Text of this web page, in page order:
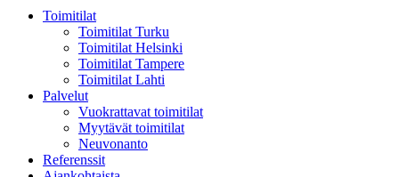
Toimitilat
Toimitilat Turku
Toimitilat Helsinki
Toimitilat Tampere
Toimitilat Lahti
Palvelut
Vuokrattavat toimitilat
Myytävät toimitilat
Neuvonanto
Referenssit